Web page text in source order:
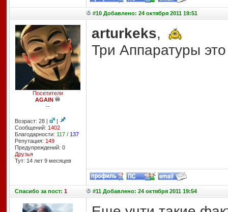
#10 Добавлено: 24 октября 2011 19:51
Посетители
AGAIN
--
Возраст: 28 |
|
Сообщений: 1402
Благодарности: 117/ 137
Репутация: 149
Предупреждений: 0
Друзья
Тут: 14 лет 9 месяцев
arturkeks,
Три Аппаратуры
Спасибоза пост: 1 #11 Добавлено: 24 октября 2011 19:54